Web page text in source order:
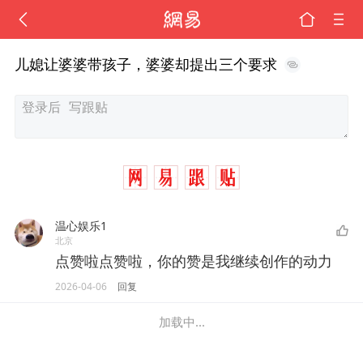
儿媳让婆婆带孩子，婆婆却提出三个要求
温心娱乐1
北京
点赞啦点赞啦，你的赞是我继续创作的动力
2026-04-06 回复
加载中...